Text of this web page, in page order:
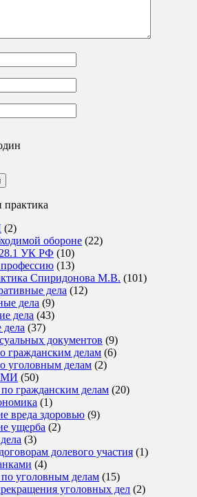
практика
(2)
обороне (22)
УК РФ (10)
(13)
Спиридонова М.В. (101)
дела (12)
дела (9)
дела (43)
дела (37)
документов (9)
гражданским делам (6)
уголовным делам (2)
(50)
по гражданским делам (20)
(1)
вреда здоровью (9)
ущерба (2)
(3)
долевого участия (1)
(4)
по уголовным делам (15)
уголовных дел (2)